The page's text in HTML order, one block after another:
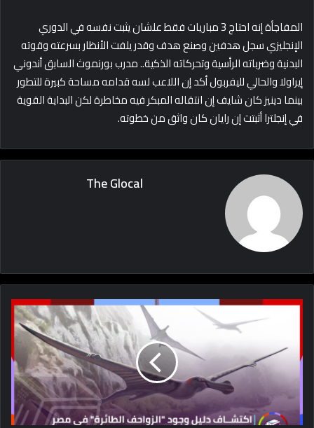
المفاجأة إنه احتاج 3 مباريات فقط علشان يثبت نفسه في الدوري
الإنجليزي سجل هدفين وصنع هدف وقدر يلفت الأنظار بسرعته وقوته
البدنية وضرباته الرأسية وتحركاته الذكية.. مدرب بورنموث السابق أندوني
إيراولا والحالي لليفربول أكد إن اللاعب لسه قدامه مساحة كبيرة للتطور
بينما دينيز كان شايف إن انتقاله المبكر فيه مخاطرة لكن البداية القوية
في إنجلترا أثبتت إن رايان كان واثق من خطوته.
The Glocal